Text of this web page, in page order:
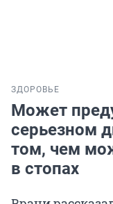
ЗДОРОВЬЕ
Может
серьезном
том, чем
в стопах